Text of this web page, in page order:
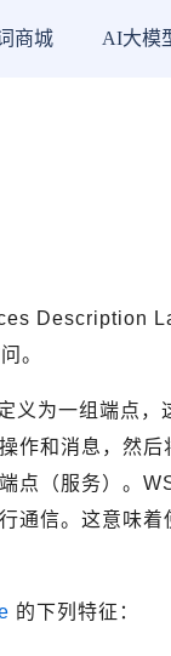
商城 AI大模
Description
。
义为一组端点，
作和消息，然
点（服务）。
通信。这意味
的下列特征：